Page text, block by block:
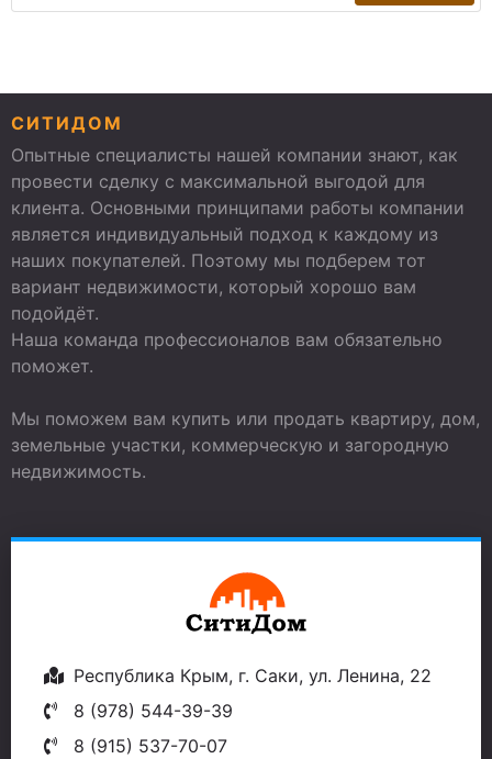
СИТИДОМ
Опытные специалисты нашей компании знают, как
провести сделку с максимальной выгодой для
клиента. Основными принципами работы компании
является индивидуальный подход к каждому из
наших покупателей. Поэтому мы подберем тот
вариант недвижимости, который хорошо вам
подойдёт.
Наша команда профессионалов вам обязательно
поможет.
Мы поможем вам купить или продать квартиру, дом,
земельные участки, коммерческую и загородную
недвижимость.
Республика Крым, г. Саки, ул. Ленина, 22
8 (978) 544-39-39
8 (915) 537-70-07